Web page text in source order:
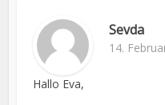
Sevda
14.
Hallo Eva,